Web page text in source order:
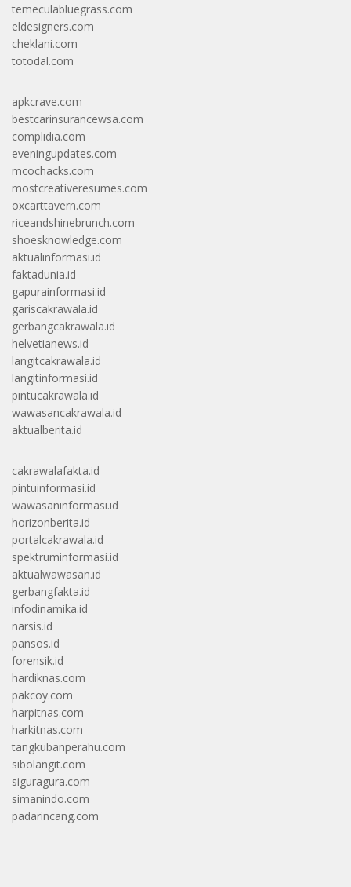
temeculabluegrass.com
eldesigners.com
cheklani.com
totodal.com
apkcrave.com
bestcarinsurancewsa.com
complidia.com
eveningupdates.com
mcochacks.com
mostcreativeresumes.com
oxcarttavern.com
riceandshinebrunch.com
shoesknowledge.com
aktualinformasi.id
faktadunia.id
gapurainformasi.id
gariscakrawala.id
gerbangcakrawala.id
helvetianews.id
langitcakrawala.id
langitinformasi.id
pintucakrawala.id
wawasancakrawala.id
aktualberita.id
cakrawalafakta.id
pintuinformasi.id
wawasaninformasi.id
horizonberita.id
portalcakrawala.id
spektruminformasi.id
aktualwawasan.id
gerbangfakta.id
infodinamika.id
narsis.id
pansos.id
forensik.id
hardiknas.com
pakcoy.com
harpitnas.com
harkitnas.com
tangkubanperahu.com
sibolangit.com
siguragura.com
simanindo.com
padarincang.com